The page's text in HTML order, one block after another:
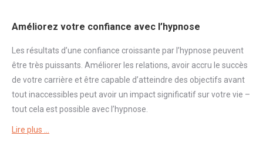
Améliorez votre confiance avec l’hypnose
Les résultats d’une confiance croissante par l’hypnose peuvent
être très puissants. Améliorer les relations, avoir accru le succès
de votre carrière et être capable d’atteindre des objectifs avant
tout inaccessibles peut avoir un impact significatif sur votre vie –
tout cela est possible avec l’hypnose.
Lire plus …